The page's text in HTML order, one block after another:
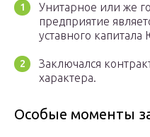
Унитарное или же
предприятие
уставного
Заключался
характера.
Особые моменты